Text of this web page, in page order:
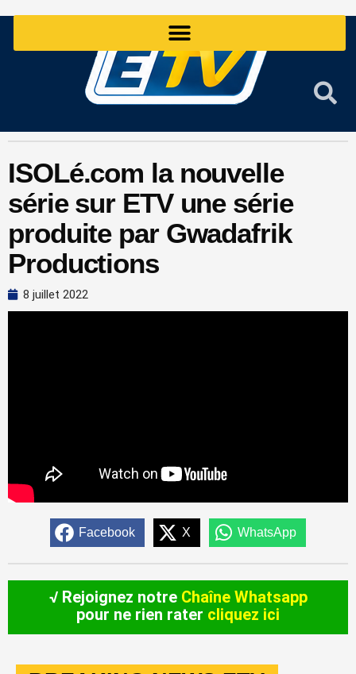
ISOLé.com la nouvelle
série sur ETV une série
produite par Gwadafrik
Productions
8 juillet 2022
Facebook X WhatsApp
√ Rejoignez notre Chaîne Whatsapp
pour ne rien rater cliquez ici